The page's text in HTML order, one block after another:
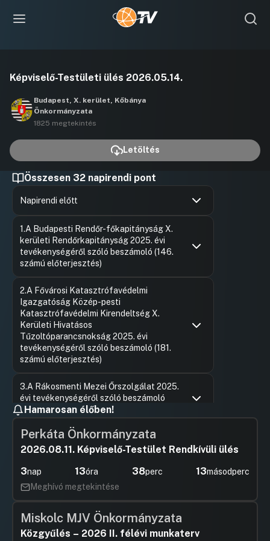
Képviselő-Testületi ülés 2026.05.14.
Budapest, X. kerület, Kőbánya
Önkormányzata
1825 megtekintés
Letöltés
Összesen 32 napirendi pont
Napirendi előtt
1.A Budapesti Rendőr-főkapitányság X.
kerületi Rendőrkapitányság 2025. évi
tevékenységéről szóló beszámoló (146.
számú előterjesztés)
2.A Fővárosi Katasztrófavédelmi
Igazgatóság Közép-pesti
Katasztrófavédelmi Kirendeltség X.
Kerületi Hivatásos
Tűzoltóparancsnokság 2025. évi
tevékenységéről szóló beszámoló (181.
számú előterjesztés)
Ugrás a napirendi pontra
3.A Rákosmenti Mezei Őrszolgálat 2025.
évi tevékenységéről szóló beszámoló
(134. számú előterjesztés)
HozzászólásokUgrás a napirendi pontra
4.A Budapest Főváros X. kerület
Kőbányai Önkormányzat 2025. évi
zárszámadásáról és a
pénzmaradványáról szóló önkormányzati
rendelet megalkotása (199. számú
előterjesztés)
Hozzászólások
Ugrás a napirendi pontra
5-11
Hamarosan élőben!
Perkáta Önkormányzata
2026.08.11. Képviselő-Testület Rendkívüli ülés
3nap 13óra 38perc 12másodperc
Meghívó megtekintése
Miskolc MJV Önkormányzata
Közgyűlés – 2026 II. félévi munkaterv